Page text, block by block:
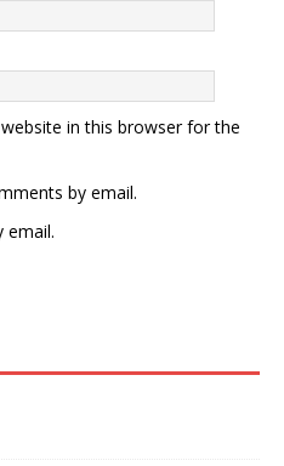
in this browser for the
by email.
email.